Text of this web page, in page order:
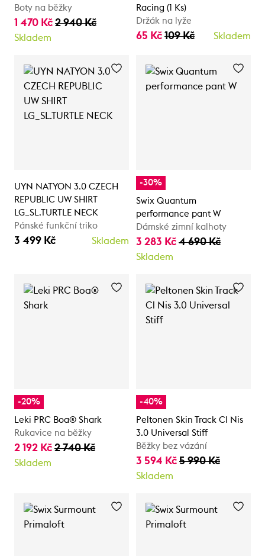
Boty na běžky
1 470 Kč 2 940 Kč
Skladem
Racing (1 Ks)
Držák na lyže
65 Kč 109 Kč Skladem
UYN NATYON 3.0 CZECH
REPUBLIC UW SHIRT
LG_SL.TURTLE NECK
Pánské funkční triko
3 499 Kč Skladem
-30%
Swix Quantum
performance pant W
Dámské zimní kalhoty
3 283 Kč 4 690 Kč
Skladem
-20%
Leki PRC Boa® Shark
Rukavice na běžky
2 192 Kč 2 740 Kč
Skladem
-40%
Peltonen Skin Track Cl Nis
3.0 Universal Stiff
Běžky bez vázání
3 594 Kč 5 990 Kč
Skladem